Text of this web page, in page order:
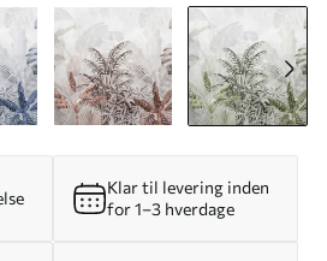
Klar til levering inden
for 1–3 hverdage